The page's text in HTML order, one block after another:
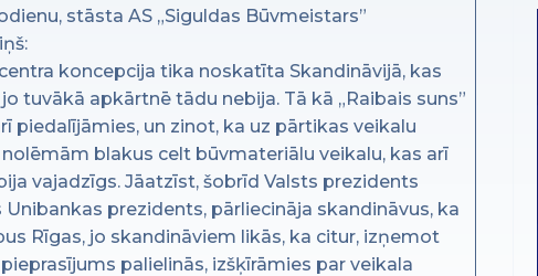
stāsta AS „Siguldas Būvmeistars”
koncepcija tika noskatīta Skandināvijā, kas
tuvākā apkārtnē tādu nebija. Tā kā „Raibais suns”
piedalījāmies, un zinot, ka uz pārtikas veikalu
blakus celt būvmateriālu veikalu, kas arī
vajadzīgs. Jāatzīst, šobrīd Valsts prezidents
prezidents, pārliecināja skandināvus, ka
Rīgas, jo skandināviem likās, ka citur, izņemot
palielinās, izšķīrāmies par veikala